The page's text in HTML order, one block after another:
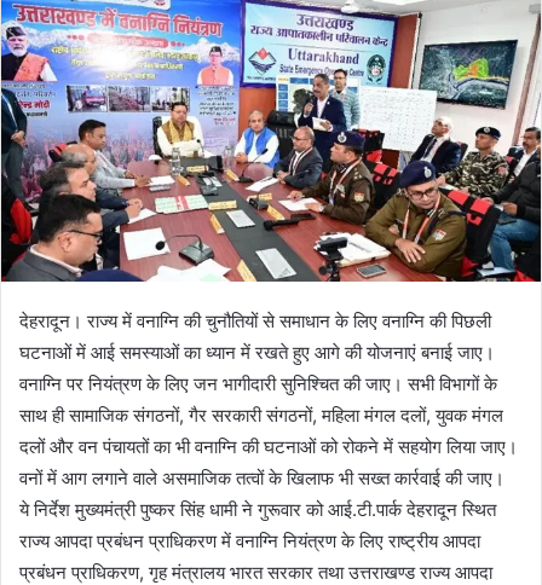
देहरादून। राज्य में वनाग्नि की चुनौतियों से समाधान के लिए वनाग्नि की पिछली
घटनाओं में आई समस्याओं का ध्यान में रखते हुए आगे की योजनाएं बनाई जाए।
वनाग्नि पर नियंत्रण के लिए जन भागीदारी सुनिश्चित की जाए। सभी विभागों के
साथ ही सामाजिक संगठनों, गैर सरकारी संगठनों, महिला मंगल दलों, युवक मंगल
दलों और वन पंचायतों का भी वनाग्नि की घटनाओं को रोकने में सहयोग लिया जाए।
वनों में आग लगाने वाले असमाजिक तत्वों के खिलाफ भी सख्त कार्रवाई की जाए।
ये निर्देश मुख्यमंत्री पुष्कर सिंह धामी ने गुरूवार को आई.टी.पार्क देहरादून स्थित
राज्य आपदा प्रबंधन प्राधिकरण में वनाग्नि नियंत्रण के लिए राष्ट्रीय आपदा
प्रबंधन प्राधिकरण, गृह मंत्रालय भारत सरकार तथा उत्तराखण्ड राज्य आपदा